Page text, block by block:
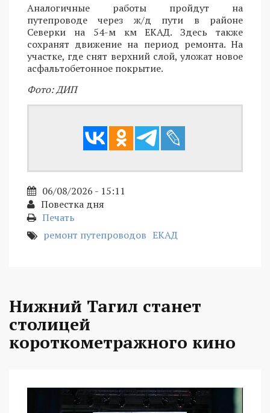
Аналогичные работы пройдут на
путепроводе через ж/д пути в районе
Северки на 54-м км ЕКАД. Здесь также
сохранят движение на период ремонта. На
участке, где снят верхний слой, уложат новое
асфальтобетонное покрытие.
Фото: ДИП
06/08/2026 - 15:11
Повестка дня
Печать
ремонт путепроводов ЕКАД
Нижний Тагил станет
столицей
короткометражного кино